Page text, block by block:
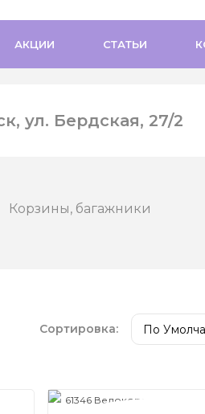
АКЦИИ СТАТЬИ
ул. Бердская, 27/2
Корзины, багажники
Сортировка: